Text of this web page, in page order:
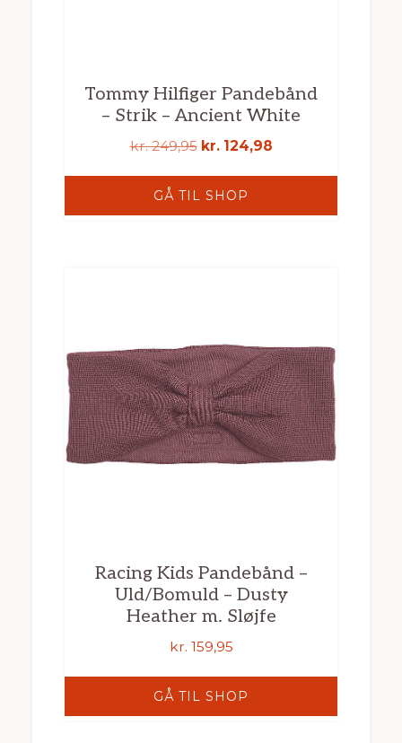
Tommy Hilfiger Pandebånd
– Strik – Ancient White
kr.249,95 Den
pris
kr.124,98Den
GÅ TIL SHOP
Racing Kids Pandebånd –
Uld/Bomuld – Dusty
Heather m. Sløjfe
kr. 159,95
GÅ TIL SHOP